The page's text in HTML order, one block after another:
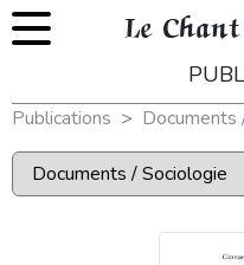
Le
Publications Documents